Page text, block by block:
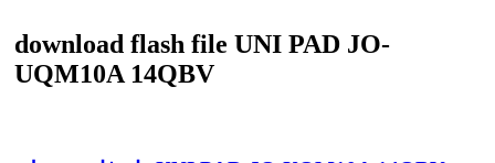
download flash file UNI PAD JO-
UQM10A 14QBV